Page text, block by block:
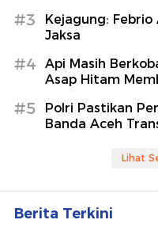
#3
Kejagung:
Jaksa
#4
Api Masih
Asap Hitam
#5
Polri Pastikan
Banda Aceh
Lihat
Berita Terkini